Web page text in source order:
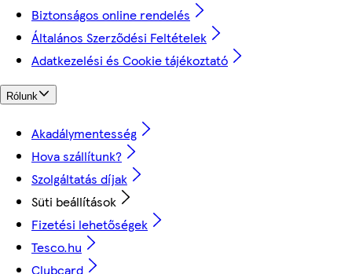
Biztonságos online rendelés
Általános Szerződési Feltételek
Adatkezelési és Cookie tájékoztató
Rólunk
Akadálymentesség
Hova szállítunk?
Szolgáltatás díjak
Süti beállítások
Fizetési lehetőségek
Tesco.hu
Clubcard